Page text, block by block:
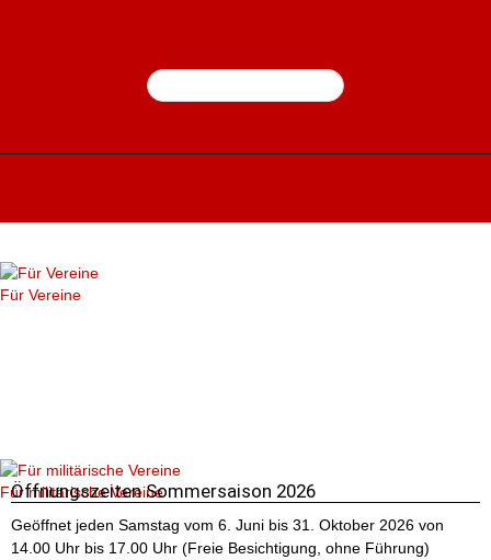
Für Vereine
Für militärische Vereine
Öffnungszeiten Sommersaison 2026
Geöffnet jeden Samstag vom 6. Juni bis 31. Oktober 2026 von
14.00 Uhr bis 17.00 Uhr (Freie Besichtigung, ohne Führung)